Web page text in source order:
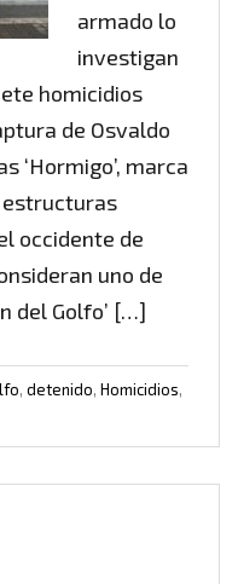
armado lo
investigan
homicidios
de Osvaldo
‘Hormigo’, marca
estructuras
occidente de
uno de
del Golfo’ […]
, detenido, Homicidios,